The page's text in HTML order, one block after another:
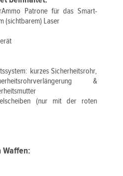
Patrone für das Smart-
(sichtbarem) Laser
kurzes Sicherheitsrohr,
&
(nur mit der roten
Waffen: